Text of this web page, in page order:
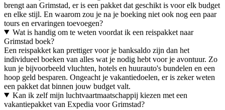
brengt aan Grimstad, er is een pakket dat geschikt is voor elk budget
en elke stijl. En waarom zou je na je boeking niet ook nog een paar
tours en ervaringen toevoegen?
Wat is handig om te weten voordat ik een reispakket naar
Grimstad boek?
Een reispakket kan prettiger voor je banksaldo zijn dan het
individueel boeken van alles wat je nodig hebt voor je avontuur. Zo
kun je bijvoorbeeld vluchten, hotels en huurauto's bundelen en een
hoop geld besparen. Ongeacht je vakantiedoelen, er is zeker weten
een pakket dat binnen jouw budget valt.
Kan ik zelf mijn luchtvaartmaatschappij kiezen met een
vakantiepakket van Expedia voor Grimstad?